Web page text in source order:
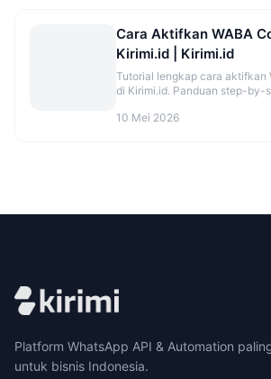
Cara Aktifkan WABA
Kirimi.id | Kirimi.id
Tutorial lengkap cara aktifkan
di Kirimi.id. Panduan step-by-
10 Mei 2026
Platform WhatsApp API & Automation
untuk bisnis Indonesia.